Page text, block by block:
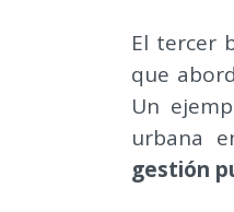
El tercer
que
Un
urbana
gestión